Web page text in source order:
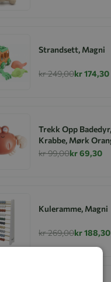
Strandsett, Magni
kr 249,00kr 174,30
Trekk Opp
Krabbe, Mørk
kr 99,00kr 69,30
Kuleramme, Magni
kr 269,00kr 188,30